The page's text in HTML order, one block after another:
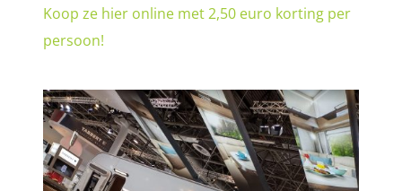
Koop ze hier online met 2,50 euro korting per
persoon!